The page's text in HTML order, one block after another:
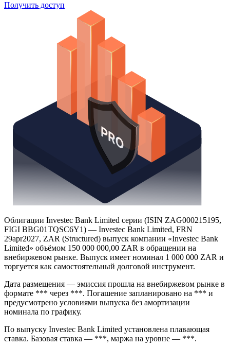
Получить доступ
Облигации Investec Bank Limited серии (ISIN ZAG000215195,
FIGI BBG01TQSC6Y1) — Investec Bank Limited, FRN
29apr2027, ZAR (Structured) выпуск компании «Investec Bank
Limited» объёмом 150 000 000,00 ZAR в обращении на
внебиржевом рынке. Выпуск имеет номинал 1 000 000 ZAR и
торгуется как самостоятельный долговой инструмент.
Дата размещения — эмиссия прошла на внебиржевом рынке в
формате *** через ***. Погашение запланировано на *** и
предусмотрено условиями выпуска без амортизации
номинала по графику.
По выпуску Investec Bank Limited установлена плавающая
ставка. Базовая ставка — ***, маржа на уровне — ***.